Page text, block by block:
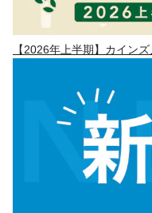
【2026年上半期】カイン